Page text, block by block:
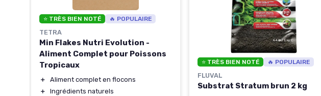
⭐ TRÈS BIEN NOTÉ 🔥 POPULAIRE
TETRA
Min Flakes Nutri Evolution -
Aliment Complet pour Poissons
Tropicaux
＋
Aliment complet en flocons
＋
Ingrédients naturels
⭐ TRÈS BIEN NOTÉ 🔥 POPULAIRE
FLUVAL
Substrat Stratum brun 2 kg